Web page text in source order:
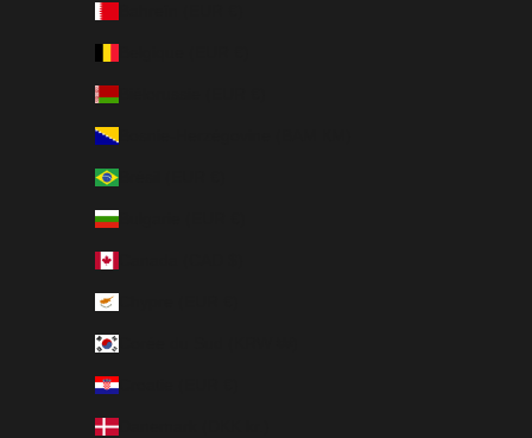
Biélorussie (EUR €)
Bosnie-Herzégovine (BAM КМ)
Brésil (EUR €)
Bulgarie (EUR €)
Croatie (EUR €)
Danemark (DKK kr.)